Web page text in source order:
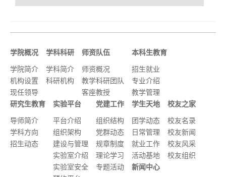
学院概况
学院简介
机构设置
现任领导
学科科研
学科简介
科研机构
师资队伍
师资概况
教学科研团队
客座教授
本科生教育
招生就业
专业介绍
教学管理
研究生教育
导师简介
学科方向
招生动态
实验平台
平台介绍
组织架构
建设与管理
实验室介绍
实验室安全
党建工作
组织结构
党群动态
规章制度
理论学习
专题活动
学生天地
团学动态
日常管理
就业工作
活动基地
校友之家
校友名录
校友新闻
校友风采
校友组织
新闻中心